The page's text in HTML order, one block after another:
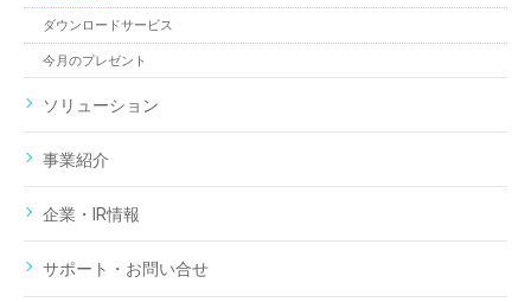
ダウンロードサービス
今月のプレゼント
ソリューション
事業紹介
企業・IR情報
サポート・お問い合せ